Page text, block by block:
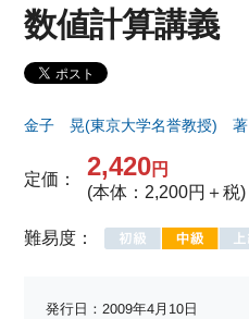
数値計算講義
金子 晃(東京大学名誉教授) 著
定価： 2,420円
(本体：2,200円＋税)
難易度：
発行日：2009年4月10日